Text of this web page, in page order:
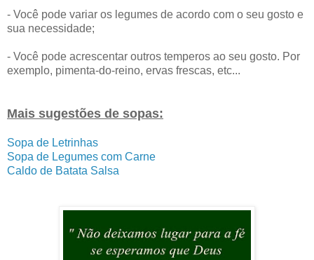
- Você pode variar os legumes de acordo com o seu gosto e
sua necessidade;
- Você pode acrescentar outros temperos ao seu gosto. Por
exemplo, pimenta-do-reino, ervas frescas, etc...
Mais sugestões de sopas:
Sopa de Letrinhas
Sopa de Legumes com Carne
Caldo de Batata Salsa